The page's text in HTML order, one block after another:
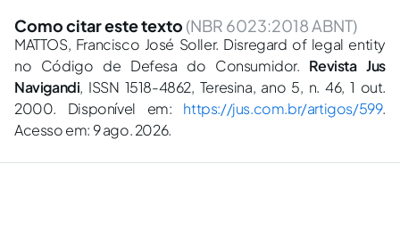
Como citar este texto (NBR 6023:2018 ABNT)
MATTOS, Francisco José Soller. Disregard of legal entity
no Código de Defesa do Consumidor. Revista Jus
Navigandi, ISSN 1518-4862, Teresina, ano 5, n. 46, 1 out.
2000. Disponível em: https://jus.com.br/artigos/599.
Acesso em: 9 ago. 2026.